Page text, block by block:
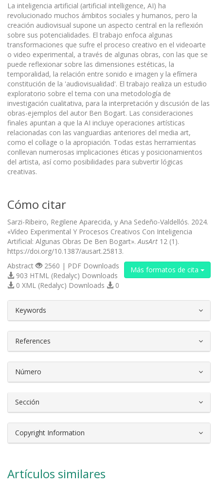
La inteligencia artificial (artificial intelligence, AI) ha
revolucionado muchos ámbitos sociales y humanos, pero la
creación audiovisual supone un aspecto central en la reflexión
sobre sus potencialidades. El trabajo enfoca algunas
transformaciones que sufre el proceso creativo en el videoarte
o video experimental, a través de algunas obras, con las que se
puede reflexionar sobre las dimensiones estéticas, la
temporalidad, la relación entre sonido e imagen y la efímera
constitución de la 'audiovisualidad'. El trabajo realiza un estudio
exploratorio sobre el tema con una metodología de
investigación cualitativa, para la interpretación y discusión de las
obras-ejemplos del autor Ben Bogart. Las consideraciones
finales apuntan a que la AI incluye operaciones artísticas
relacionadas con las vanguardias anteriores del media art,
como el collage o la apropiación. Todas estas herramientas
conllevan numerosas implicaciones éticas y posicionamientos
del artista, así como posibilidades para subvertir lógicas
creativas.
Cómo citar
Sarzi-Ribeiro, Regilene Aparecida, y Ana Sedeño-Valdellós. 2024.
«Vídeo Experimental Y Procesos Creativos Con Inteligencia
Artificial: Algunas Obras De Ben Bogart».AusArt 12 (1).
https://doi.org/10.1387/ausart.25813.
Más formatos de cita
Abstract
2560 | PDF Downloads
903 HTML (Redalyc) Downloads
0 XML (Redalyc) Downloads
0
Keywords
References
Número
Sección
Copyright Information
Artículos similares